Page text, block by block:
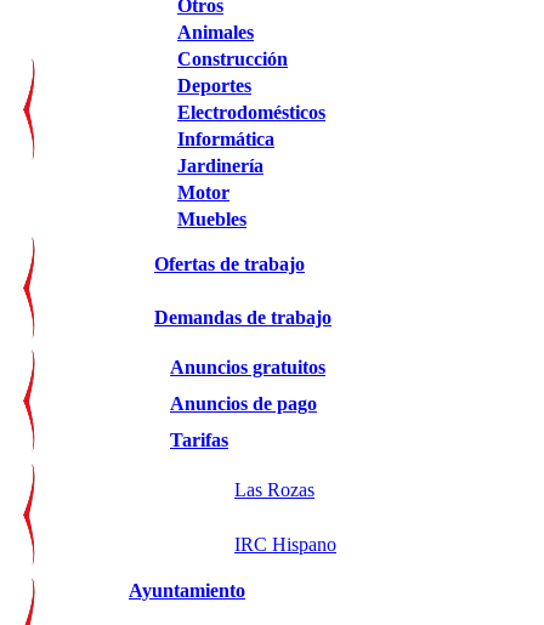
Otros
Animales
Construcción
Deportes
Electrodomésticos
Informática
Jardinería
Motor
Muebles
Ofertas de trabajo
Demandas de trabajo
Anuncios gratuitos
Anuncios de pago
Tarifas
Las Rozas
IRC Hispano
Ayuntamiento